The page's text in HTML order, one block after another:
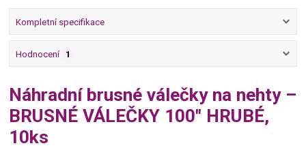
Kompletní specifikace
Hodnocení 1
Náhradní brusné válečky na nehty –
BRUSNÉ VÁLEČKY 100" HRUBÉ,
10ks